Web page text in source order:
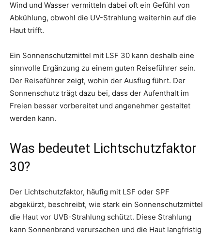
Wind und Wasser vermitteln dabei oft ein Gefühl von
Abkühlung, obwohl die UV-Strahlung weiterhin auf die
Haut trifft.
Ein Sonnenschutzmittel mit LSF 30 kann deshalb eine
sinnvolle Ergänzung zu einem guten Reiseführer sein.
Der Reiseführer zeigt, wohin der Ausflug führt. Der
Sonnenschutz trägt dazu bei, dass der Aufenthalt im
Freien besser vorbereitet und angenehmer gestaltet
werden kann.
Was bedeutet Lichtschutzfaktor
30?
Der Lichtschutzfaktor, häufig mit LSF oder SPF
abgekürzt, beschreibt, wie stark ein Sonnenschutzmittel
die Haut vor UVB-Strahlung schützt. Diese Strahlung
kann Sonnenbrand verursachen und die Haut langfristig